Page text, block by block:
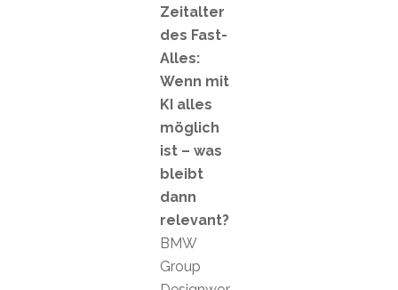
Zeitalter
des Fast-
Alles:
Wenn mit
KI alles
möglich
ist – was
bleibt
dann
relevant?
BMW
Group